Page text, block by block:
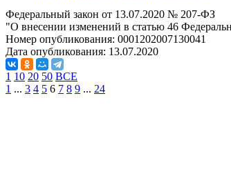
Федеральный закон от 13.07.2020 № 207-ФЗ
"О внесении изменений в статью 46
Номер опубликования: 0001202007130041
Дата опубликования: 13.07.2020
1 10 20 50 ВСЕ
1 ... 3 4 5 6 7 8 9 ... 24